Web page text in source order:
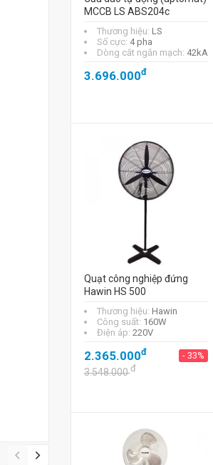
MCCB LS ABS204c
Thương hiệu: LS
Số cực: 4 pha
Dòng cắt ngắn mạch: 42kA
3.696.000đ
Quạt công nghiệp đứng
Hawin HS 500
Thương hiệu: Hawin
Công suất: 160W
Điện áp: 220V
2.365.000đ - 33%
3.548.000đ